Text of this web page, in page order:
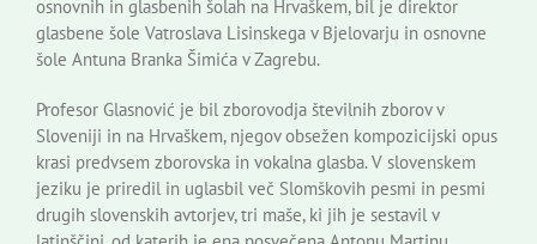
osnovnih in glasbenih šolah na Hrvaškem, bil je direktor
glasbene šole Vatroslava Lisinskega v Bjelovarju in osnovne
šole Antuna Branka Šimića v Zagrebu.
Profesor Glasnović je bil zborovodja številnih zborov v
Sloveniji in na Hrvaškem, njegov obsežen kompozicijski opus
krasi predvsem zborovska in vokalna glasba. V slovenskem
jeziku je priredil in uglasbil več Slomškovih pesmi in pesmi
drugih slovenskih avtorjev, tri maše, ki jih je sestavil v